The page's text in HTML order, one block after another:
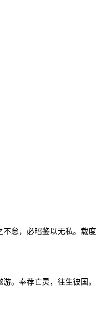
怠，必昭鉴以无私。载度
。奉荐亡灵，往生彼国。